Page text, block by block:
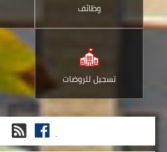
وظائف
تسجيل للروضات
. فيس
بوك
RSS